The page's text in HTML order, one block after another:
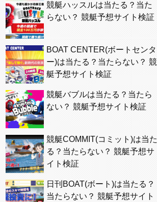
競艇ハッスルは当たる？当た
らない？ 競艇予想サイト検証
BOAT CENTER(ボートセンタ
ー)は当たる？当たらない？ 競
艇予想サイト検証
競艇バブルは当たる？当たら
ない？ 競艇予想サイト検証
競艇COMMIT(コミット)は当た
る？当たらない？ 競艇予想サ
イト検証
日刊BOAT(ボート)は当たる？
当たらない？ 競艇予想サイト